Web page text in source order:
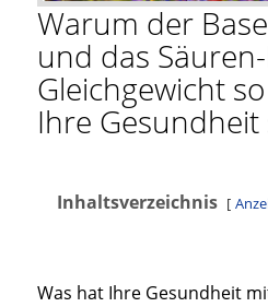
Warum der
und das
Gleichgewicht
Ihre Gesundheit
Inhaltsverzeichnis
Was hat Ihre Gesundheit